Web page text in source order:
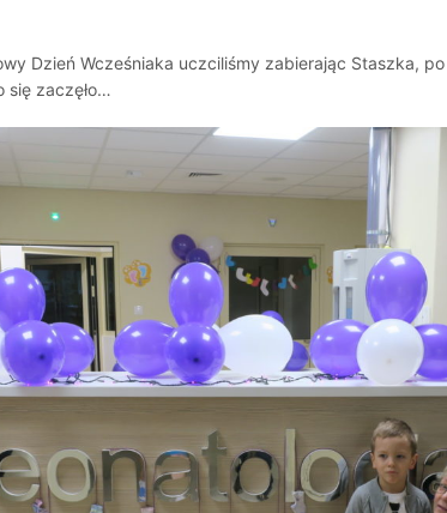
Dzień Wcześniaka uczciliśmy zabierając Staszka,
zaczęło…